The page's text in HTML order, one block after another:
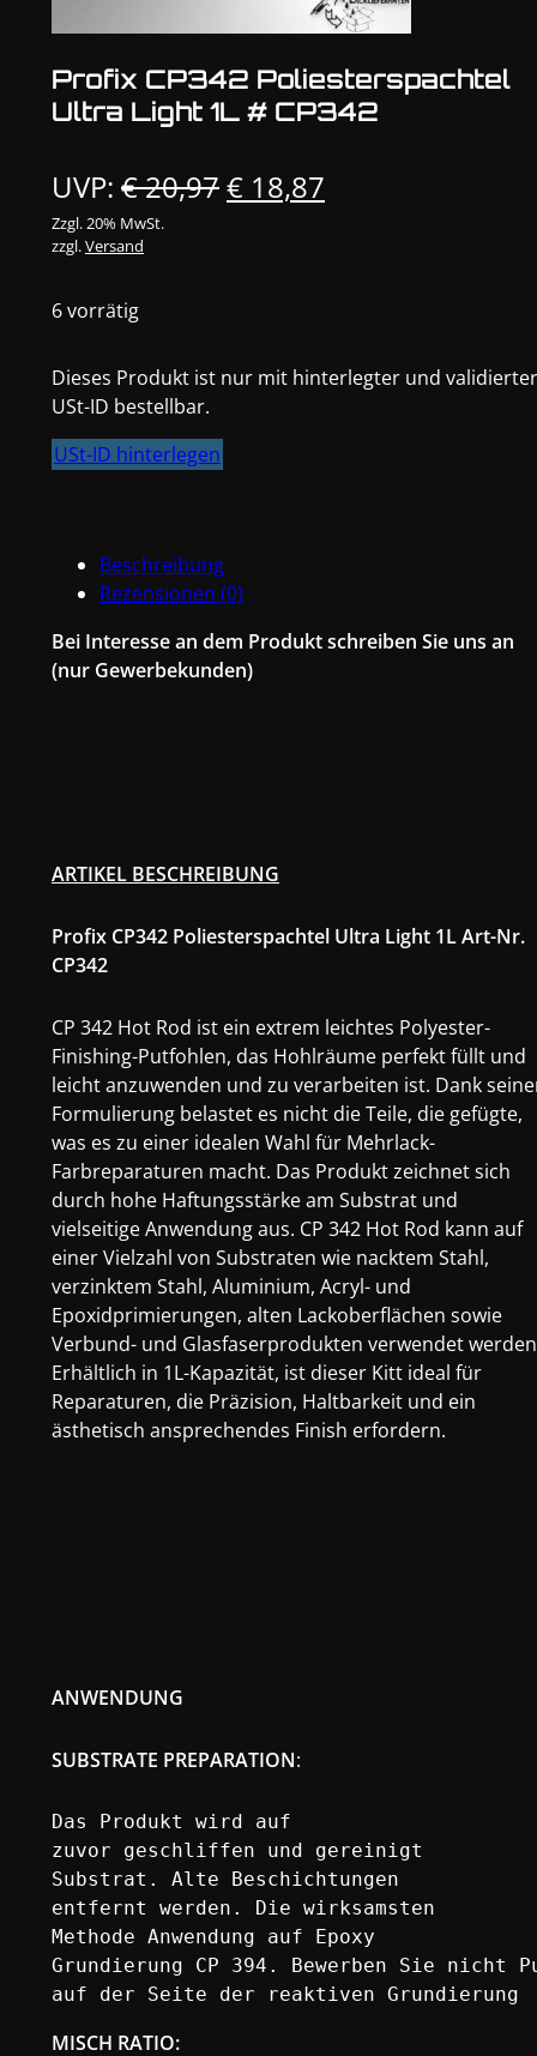
Profix CP342 Poliesterspachtel
Ultra Light 1L # CP342
UVP: €20,97Ursprünglicher
€ 18,87
Zzgl. 20% MwSt.
zzgl.Versand
6 vorrätig
Dieses Produkt ist nur mit hinterlegter und validierter
USt-ID bestellbar.
USt-ID hinterlegen
Beschreibung
Rezensionen (0)
Bei Interesse an dem Produkt schreiben Sie uns an
(nur Gewerbekunden)
ARTIKEL BESCHREIBUNG
Profix CP342 Poliesterspachtel Ultra Light 1L Art-Nr.
CP342
CP 342 Hot Rod ist ein extrem leichtes Polyester-
Finishing-Putfohlen, das Hohlräume perfekt füllt und
leicht anzuwenden und zu verarbeiten ist. Dank
Formulierung belastet es nicht die Teile, die gefügte,
was es zu einer idealen Wahl für Mehrlack-
Farbreparaturen macht. Das Produkt zeichnet sich
durch hohe Haftungsstärke am Substrat und
vielseitige Anwendung aus. CP 342 Hot Rod kann auf
einer Vielzahl von Substraten wie nacktem Stahl,
verzinktem Stahl, Aluminium, Acryl- und
Epoxidprimierungen, alten Lackoberflächen sowie
Verbund- und Glasfaserprodukten verwendet
Erhältlich in 1L-Kapazität, ist dieser Kitt ideal für
Reparaturen, die Präzision, Haltbarkeit und ein
ästhetisch ansprechendes Finish erfordern.
ANWENDUNG
SUBSTRATE PREPARATION:
Das Produkt wird auf
zuvor geschliffen und gereinigt
Substrat. Alte Beschichtungen
entfernt werden. Die wirksamsten
Methode Anwendung auf Epoxy
Grundierung CP 394. Bewerben Sie nicht
auf der Seite der reaktiven Grundierung
MISCH RATIO: